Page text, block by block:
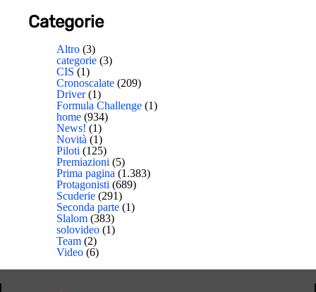
Categorie
Altro (3)
categorie (3)
CIS (1)
Cronoscalate (209)
Driver(1)
Formula Challenge (1)
home (934)
News! (1)
Novità (1)
Piloti (125)
Premiazioni (5)
Prima pagina (1.383)
Protagonisti (689)
Scuderie (291)
Seconda parte (1)
Slalom (383)
solovideo (1)
Team (2)
Video (6)